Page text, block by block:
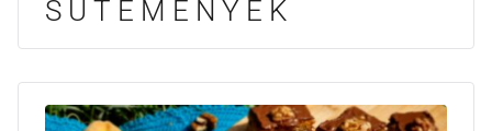
SÜTEMÉNYEK